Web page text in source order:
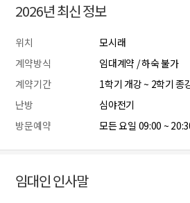
2026년 최신 정보
위치
모시래
계약방식
임대계약 / 하숙 불가
계약기간
1학기 개강 ~ 2학기 종
난방
심야전기
방문예약
모든 요일 09:00 ~
임대인 인사말